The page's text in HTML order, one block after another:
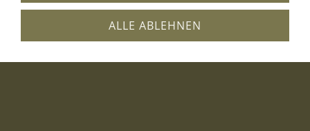
05 Rahmung
Ovaler 3mm Spiegel mit Sandstrahlung, (B 50 x H
ALLE ABLEHNEN